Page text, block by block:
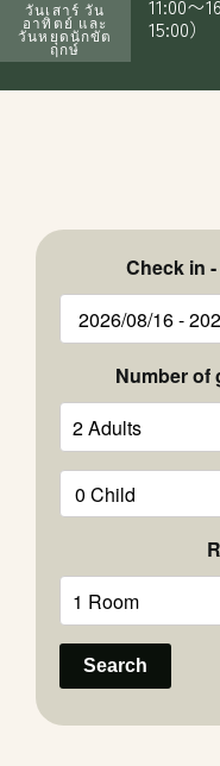
จองห้องพัก
วันเสาร์ วัน
อาทิตย์ และ
วันหยุดนักขัต
ฤกษ์
11:00〜
15:00）
Check in
Number of
Search